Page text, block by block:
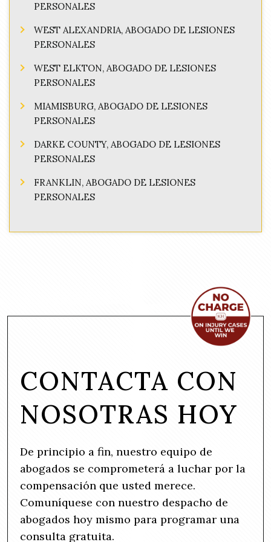
PERSONALES
WEST ALEXANDRIA, ABOGADO DE LESIONES
PERSONALES
WEST ELKTON, ABOGADO DE LESIONES
PERSONALES
MIAMISBURG, ABOGADO DE LESIONES
PERSONALES
DARKE COUNTY, ABOGADO DE LESIONES
PERSONALES
FRANKLIN, ABOGADO DE LESIONES
PERSONALES
CONTACTA CON
NOSOTRAS HOY
De principio a fin, nuestro equipo de
abogados se comprometerá a luchar por la
compensación que usted merece.
Comuníquese con nuestro despacho de
abogados hoy mismo para programar una
consulta gratuita.